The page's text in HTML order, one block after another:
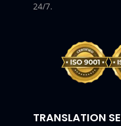
24/7.
TRANSLATION